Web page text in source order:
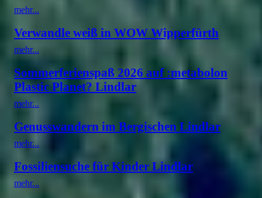
mehr...
Verwandle weiß in WOW Wipperfürth
mehr...
Sommerferienspaß 2026 auf :metabolon
Plastic Planet? Lindlar
mehr...
Genusswandern im Bergischen Lindlar
mehr...
Fossiliensuche für Kinder Lindlar
mehr...